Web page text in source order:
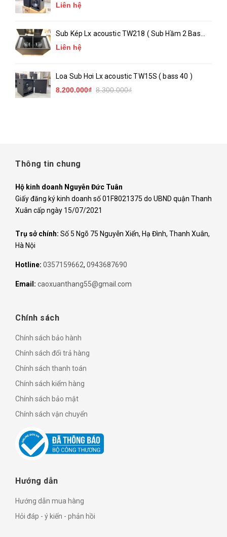
Liên hệ
Sub Kép Lx acoustic TW218 ( Sub Hầm 2 Bass
50 )_ Chính Hãng
Liên hệ
Loa Sub Hơi Lx acoustic TW15S ( bass 40 )
8.200.000₫ 8.300.000₫
Thông tin chung
Hộ kinh doanh Nguyễn Đức Tuân
Giấy đăng ký kinh doanh số 01F8021375 do UBND quận Thanh
Xuân cấp ngày 15/07/2021
Trụ sở chính: Số 5 Ngõ 75 Nguyễn Xiển, Hạ Đình, Thanh Xuân,
Hà Nội
Hotline: 0357159662, 0943687690
Email: caoxuanthang55@gmail.com
Chính sách
Chính sách bảo hành
Chính sách đổi trả hàng
Chính sách thanh toán
Chính sách kiểm hàng
Chính sách bảo mật
Chính sách vận chuyển
Hướng dẫn
Hướng dẫn mua hàng
Hỏi đáp - ý kiến - phản hồi